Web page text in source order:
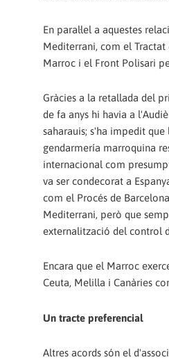
En paral·lel a aquestes
Mediterrani, com el
Marroc i el Front Polisari
Gràcies a la retallada del
de fa anys hi havia a
saharauis; s'ha impedit
gendarmería marroquina
internacional com
va ser condecorat a
com el Procés de
Mediterrani, però que
externalització del control
Encara que el Marroc
Ceuta, Melilla i Canàries
Un tracte preferencial
Altres acords són el